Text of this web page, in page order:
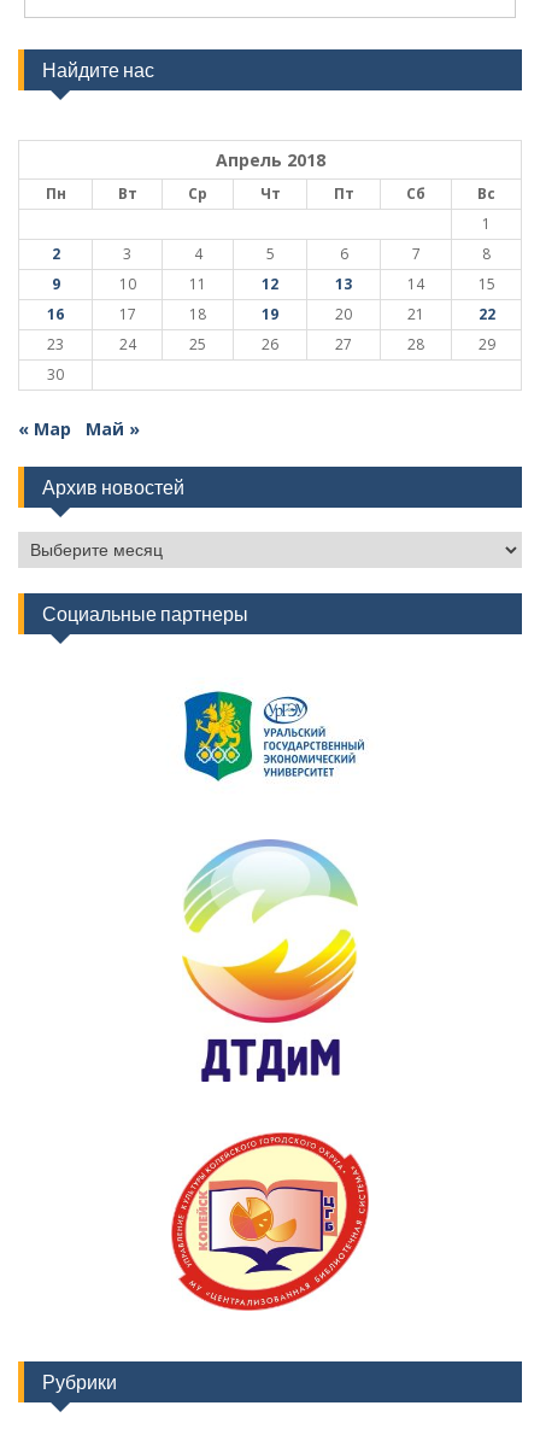
Найдите нас
Апрель 2018
Пн Вт Ср Чт Пт Сб
Вс
1
2
3 4 5 6 7
8
9
10 11 12 13 14
15
16
17 18 19 20 21
22
23
24 25 26 27 28
29
30
« Мар Май »
Архив новостей
Архив
новостей
Социальные партнеры
Рубрики